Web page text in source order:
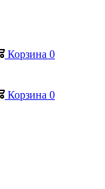
Корзина 0
Корзина 0